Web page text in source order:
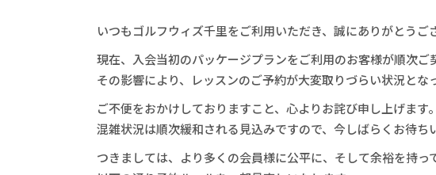
いつもゴルフウィズ千里をご利用いただき、誠にありがとうご
現在、入会当初のパッケージプランをご利用のお客様が順次ご
その影響により、レッスンのご予約が大変取りづらい状況とな
ご不便をおかけしておりますこと、心よりお詫び申し上げます。
混雑状況は順次緩和される見込みですので、今しばらくお待ち
つきましては、より多くの会員様に公平に、そして余裕を持っ